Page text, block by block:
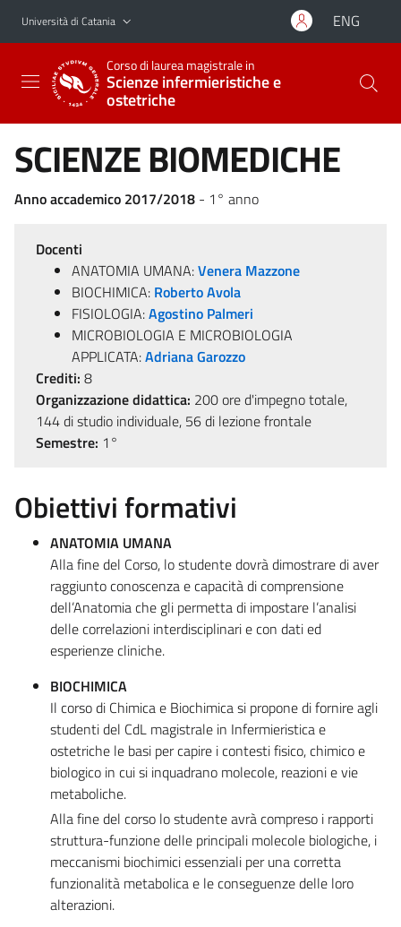
Vai al contenuto principale
Vai al menu di navigazione
Università di Catania ENG
Corso di laurea magistrale in
Scienze infermieristiche e
ostetriche
SCIENZE BIOMEDICHE
Anno accademico 2017/2018 - 1° anno
Docenti
ANATOMIA UMANA:Venera Mazzone
BIOCHIMICA: Roberto Avola
FISIOLOGIA:Agostino Palmeri
MICROBIOLOGIA E MICROBIOLOGIA
APPLICATA:Adriana Garozzo
Crediti: 8
Organizzazione didattica: 200 ore d'impegno totale,
144 di studio individuale, 56 di lezione frontale
Semestre: 1°
Obiettivi formativi
ANATOMIA UMANA
Alla fine del Corso, lo studente dovrà dimostrare di aver
raggiunto conoscenza e capacità di comprensione
dell’Anatomia che gli permetta di impostare l’analisi
delle correlazioni interdisciplinari e con dati ed
esperienze cliniche.
BIOCHIMICA
Il corso di Chimica e Biochimica si propone di fornire agli
studenti del CdL magistrale in Infermieristica e
ostetriche le basi per capire i contesti fisico, chimico e
biologico in cui si inquadrano molecole, reazioni e vie
metaboliche.
Alla fine del corso lo studente avrà compreso i rapporti
struttura-funzione delle principali molecole biologiche, i
meccanismi biochimici essenziali per una corretta
funzionalità metabolica e le conseguenze delle loro
alterazioni.